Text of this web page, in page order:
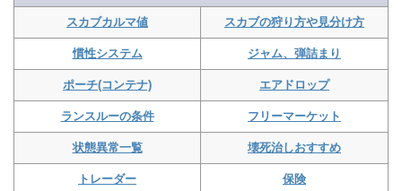
スカブカルマ値 スカブの狩り方や見分け方
慣性システム ジャム、弾詰まり
ポーチ(コンテナ) エアドロップ
ランスルーの条件 フリーマーケット
状態異常一覧 壊死治しおすすめ
トレーダー 保険